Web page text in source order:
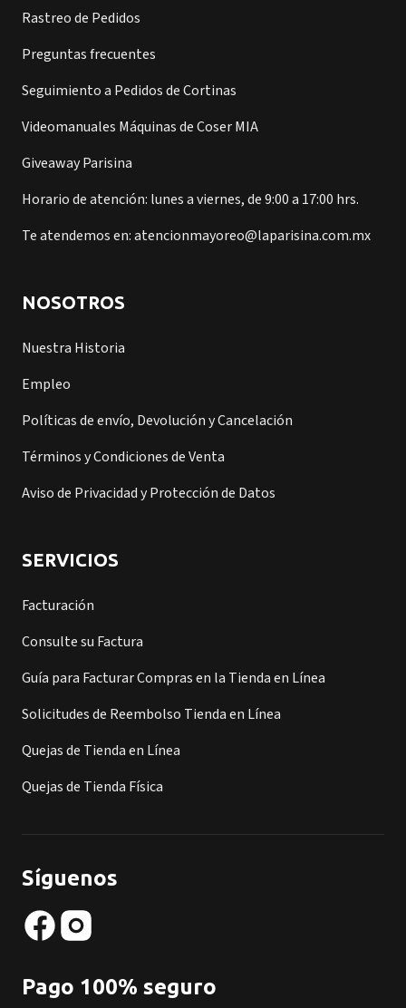
Rastreo de Pedidos
Preguntas frecuentes
Seguimiento a Pedidos de Cortinas
Videomanuales Máquinas de Coser MIA
Giveaway Parisina
Horario de atención: lunes a viernes, de 9:00 a 17:00 hrs.
Te atendemos en: atencionmayoreo@laparisina.com.mx
NOSOTROS
Nuestra Historia
Empleo
Políticas de envío, Devolución y Cancelación
Términos y Condiciones de Venta
Aviso de Privacidad y Protección de Datos
SERVICIOS
Facturación
Consulte su Factura
Guía para Facturar Compras en la Tienda en Línea
Solicitudes de Reembolso Tienda en Línea
Quejas de Tienda en Línea
Quejas de Tienda Física
Síguenos
Pago 100% seguro